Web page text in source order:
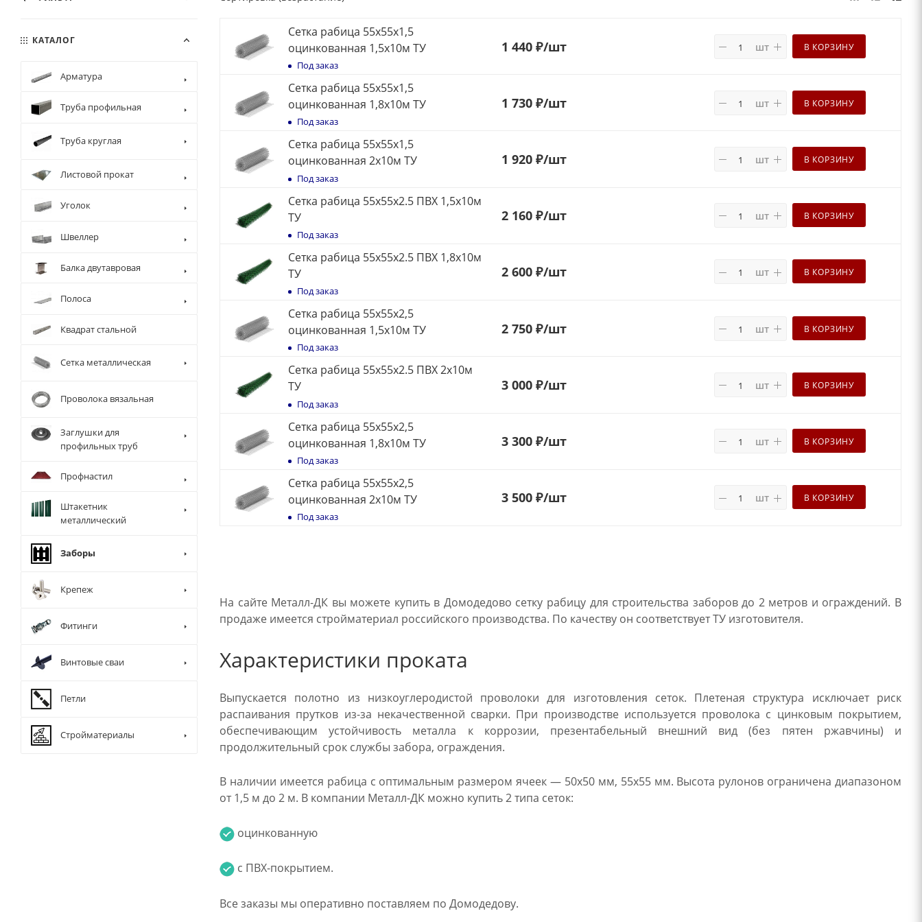
Сетка рабица 55х55х1,5
оцинкованная 1,5х10м ТУ
Под заказ
1 440 ₽/шт шт В КОРЗИНУ
Сетка рабица 55х55х1,5
оцинкованная 1,8х10м ТУ
Под заказ
1 730 ₽/шт шт В КОРЗИНУ
Сетка рабица 55х55х1,5
оцинкованная 2х10м ТУ
Под заказ
1 920 ₽/шт шт В КОРЗИНУ
Сетка рабица 55х55х2.5 ПВХ 1,5х10м
ТУ
Под заказ
2 160 ₽/шт шт В КОРЗИНУ
Сетка рабица 55х55х2.5 ПВХ 1,8х10м
ТУ
Под заказ
2 600 ₽/шт шт В КОРЗИНУ
Сетка рабица 55х55х2,5
оцинкованная 1,5х10м ТУ
Под заказ
2 750 ₽/шт шт В КОРЗИНУ
Сетка рабица 55х55х2.5 ПВХ 2х10м
ТУ
Под заказ
3 000 ₽/шт шт В КОРЗИНУ
Сетка рабица 55х55х2,5
оцинкованная 1,8х10м ТУ
Под заказ
3 300 ₽/шт шт В КОРЗИНУ
Сетка рабица 55х55х2,5
оцинкованная 2х10м ТУ
Под заказ
3 500 ₽/шт шт В КОРЗИНУ
На сайте Металл-ДК вы можете купить в Домодедово сетку рабицу для строительства заборов до 2 метров и ограждений. В
продаже имеется стройматериал российского производства. По качеству он соответствует ТУ изготовителя.
Характеристики проката
Выпускается полотно из низкоуглеродистой проволоки для изготовления сеток. Плетеная структура исключает риск
распаивания прутков из-за некачественной сварки. При производстве используется проволока с цинковым покрытием,
обеспечивающим устойчивость металла к коррозии, презентабельный внешний вид (без пятен ржавчины) и
продолжительный срок службы забора, ограждения.
В наличии имеется рабица с оптимальным размером ячеек — 50х50 мм, 55х55 мм. Высота рулонов ограничена диапазоном
от 1,5 м до 2 м. В компании Металл-ДК можно купить 2 типа сеток:
оцинкованную
с ПВХ-покрытием.
Все заказы мы оперативно поставляем по Домодедову.
КАТАЛОГ
Арматура
Труба профильная
Труба круглая
Листовой прокат
Уголок
Швеллер
Балка двутавровая
Полоса
Квадрат стальной
Сетка металлическая
Проволока вязальная
Заглушки для
профильных труб
Профнастил
Штакетник
металлический
Заборы
Крепеж
Фитинги
Винтовые сваи
Петли
Стройматериалы